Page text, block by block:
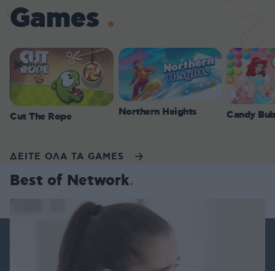
Games
Cut The Rope Northern Heights Candy
ΔΕΙΤΕ ΟΛΑ ΤΑ GAMES
Best of Network